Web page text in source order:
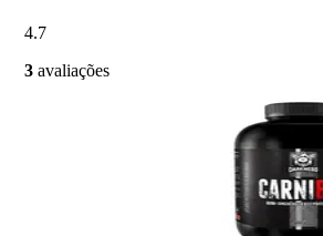
4.7
3 avaliações